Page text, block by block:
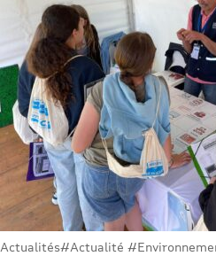
Actualités#Actualité